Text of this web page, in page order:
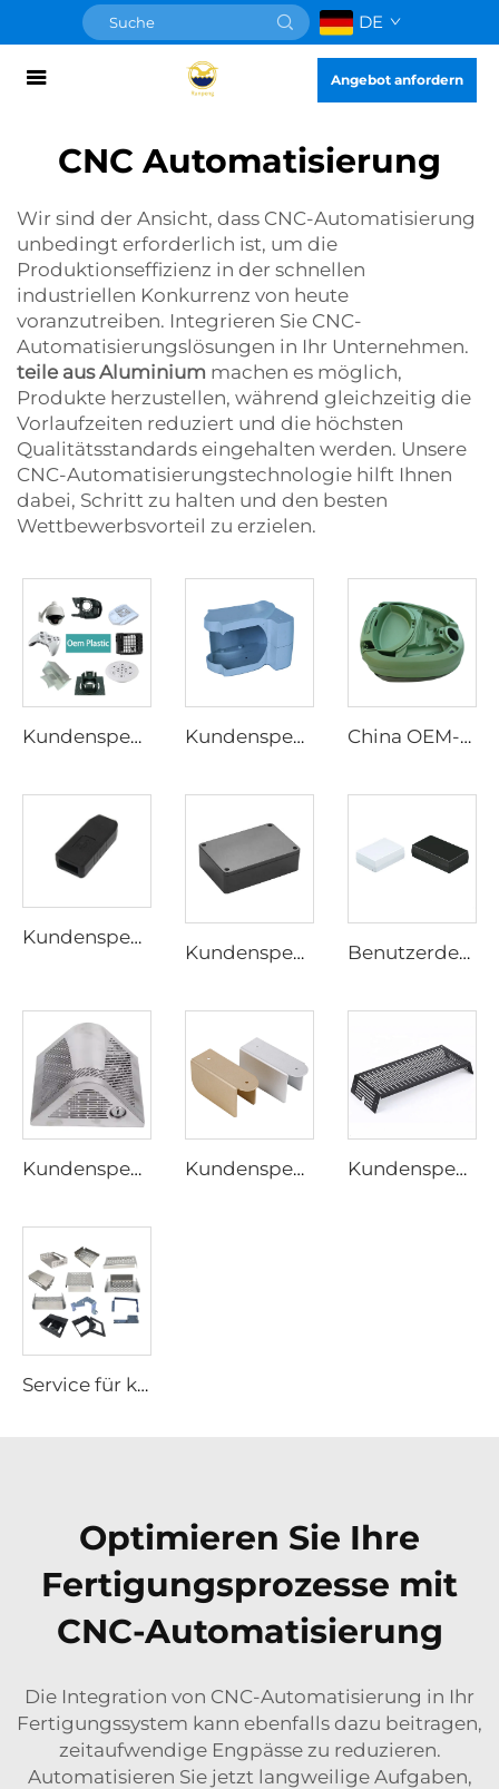
DE
Angebot anfordern
CNC Automatisierung
Wir sind der Ansicht, dass CNC-Automatisierung
unbedingt erforderlich ist, um die
Produktionseffizienz in der schnellen
industriellen Konkurrenz von heute
voranzutreiben. Integrieren Sie CNC-
Automatisierungslösungen in Ihr Unternehmen.
teile aus Aluminium machen es möglich,
Produkte herzustellen, während gleichzeitig die
Vorlaufzeiten reduziert und die höchsten
Qualitätsstandards eingehalten werden. Unsere
CNC-Automatisierungstechnologie hilft Ihnen
dabei, Schritt zu halten und den besten
Wettbewerbsvorteil zu erzielen.
Kundenspezifische ABS-PC PP-POM-Kunststoff-Spritzgusshersteller Formteile für Gehäusegehäuse elektronischer Geräte Kundenspezifische Kunststoff-Spritzgussteile Kundenspezifische Kunststoff-Spritzgussteile China OEM-Hersteller Custom Mould Kunststoffteile Spritzguss Kunststoffteile
Kundenspezifisches USB-Gehäuse aus Kunststoffspritzguss, kundenspezifische ABS-PC-Kunststoffspritzgussteile
Kundenspezifischer ABS-Kunststoff-Spritzguss-Elektronikgehäusekasten Kunststoff-Anschlusskasten für elektronische Geräte Benutzerdefiniertes wasserdichtes IP66 IP67-ABS- und PC-Material-Anschlusskasten-Kunststoffgehäuse für elektronische Geräte
Kundenspezifische Blechbearbeitung Stanzteile Edelstahlprodukte Blechbearbeitung Kundenspezifische Halterung aus Aluminium und Edelstahl, pulverbeschichtete Stanzhalterung Kundenspezifische Stanzteile Blechstanzen Metallbearbeitung Stanzteile
Service für kundenspezifische Blechteile Laserschneiden Schweißen Biegen und Stanzen Herstellung von Eisen und Edelstahl Stanzbearbeitung
Optimieren Sie Ihre
Fertigungsprozesse mit
CNC-Automatisierung
Die Integration von CNC-Automatisierung in Ihr
Fertigungssystem kann ebenfalls dazu beitragen,
zeitaufwendige Engpässe zu reduzieren.
Automatisieren Sie jetzt langweilige Aufgaben,